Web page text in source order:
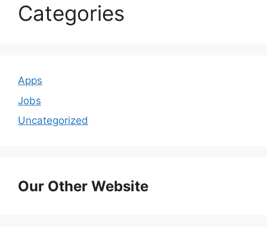
Categories
Apps
Jobs
Uncategorized
Our Other Website